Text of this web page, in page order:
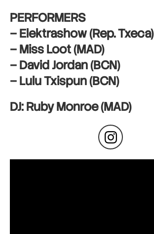
PERFORMERS
– Elektrashow (Rep. Txeca)
– Miss Loot (MAD)
– David Jordan (BCN)
– Lulu Txispun (BCN)
DJ: Ruby Monroe (MAD)